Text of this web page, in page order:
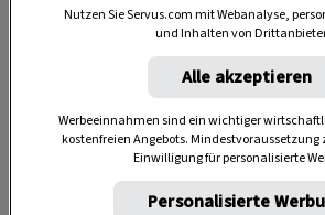
25 Minuten
Nutzen Sie Servus.com mit Webanalyse,
und Inhalten von
Alle akzeptieren
Werbeeinnahmen sind ein wichtiger
kostenfreien Angebots. Mindestvoraussetzung
Einwilligung für personalisierte
Personalisierte